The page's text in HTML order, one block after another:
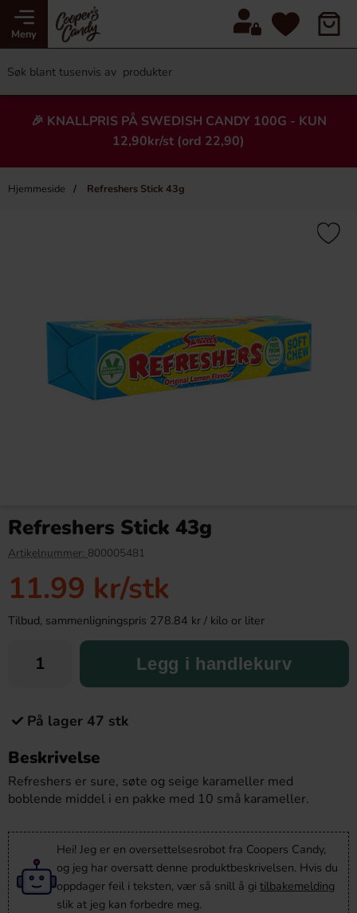
Meny
🎉 KNALLPRIS PÅ SWEDISH CANDY 100G - KUN
12,90kr/st (ord 22,90)
Hjemmeside Refreshers Stick 43g
×
Köp
Chicken Flavor Ramen 130g
Refreshers Stick 43g
Artikelnummer: 800005481
11.99 kr/stk
Tilbud, sammenligningspris 278.84 kr / kilo or liter
Legg i handlekurv
På lager 47 stk
Beskrivelse
Refreshers er sure, søte og seige karameller med
boblende middel i en pakke med 10 små karameller.
Hei! Jeg er en oversettelsesrobot fra Coopers Candy,
og jeg har oversatt denne produktbeskrivelsen. Hvis du
oppdager feil i teksten, vær så snill å gi tilbakemelding
slik at jeg kan forbedre meg.